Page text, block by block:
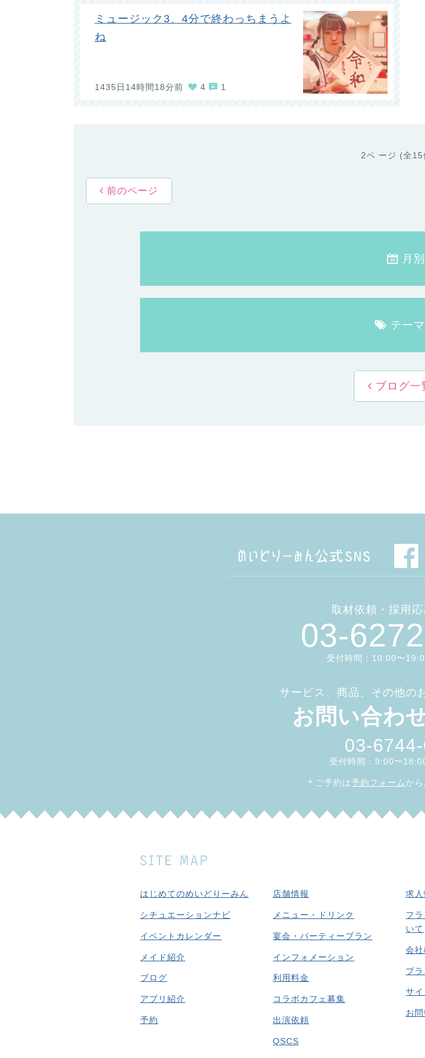
ミュージック3、4分で終わっちまうよ
ね
1435日14時間18分前 4 1
2ペ ージ (全15
前のページ
月別
テーマ
ブログ一
取材依頼・採用応
03-
受付時間：10:00〜
サービス、商品、その他の
お問い合わ
03-
受付時間：9:00〜
＊ご予約は予約フォーム か
はじめてのめいどりーみん
シチュエーションナビ
イベントカレンダー
メイド紹介
ブログ
アプリ紹介
予約
店舗情報
メニュー・ドリンク
宴会・パーティープラン
インフォメーション
利用料金
コラボカフェ募集
出演依頼
QSCS
求人
フ
いて
会
プ
サ
お